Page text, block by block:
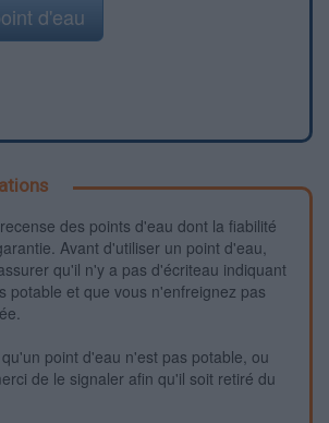
d'eau
des points d'eau dont la fiabilité
Avant d'utiliser un point d'eau,
qu'il n'y a pas d'écriteau indiquant
potable et que vous n'enfreignez pas
point d'eau n'est pas potable, ou
de le signaler afin qu'il soit retiré du